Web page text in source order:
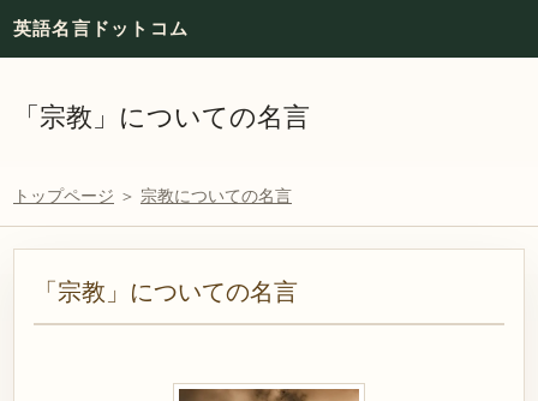
英語名言ドットコム
「宗教」についての名言
トップページ ＞ 宗教についての名言
「宗教」についての名言